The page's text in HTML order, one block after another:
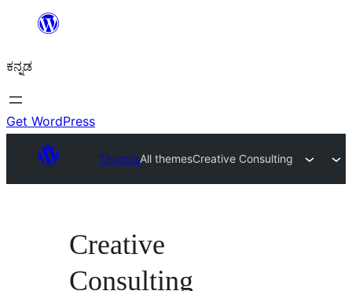
ವಿಷಯಕ್ಕೆ
ಕನ್ನಡ
Get WordPress
ThemesAll themesCreative Consulting
Creative
Consulting